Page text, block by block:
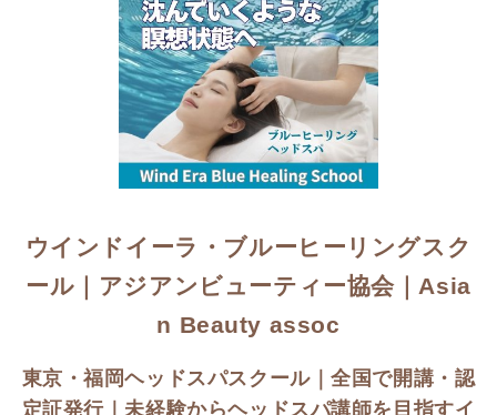
ウインドイーラ・ブルーヒーリングスク
ール｜アジアンビューティー協会｜Asia
n Beauty assoc
東京・福岡ヘッドスパスクール｜全国で開講・認
定証発行｜未経験からヘッドスパ講師を目指すイ